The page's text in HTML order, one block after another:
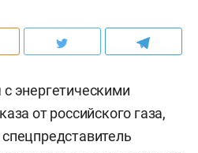
энергетическими
от российского газа,